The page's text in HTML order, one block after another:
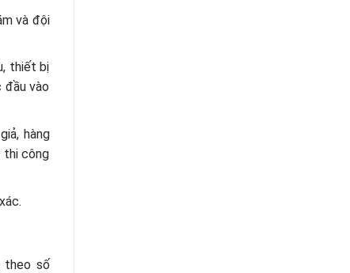
và đội
thiết bị
vào
hàng
thi công
theo số